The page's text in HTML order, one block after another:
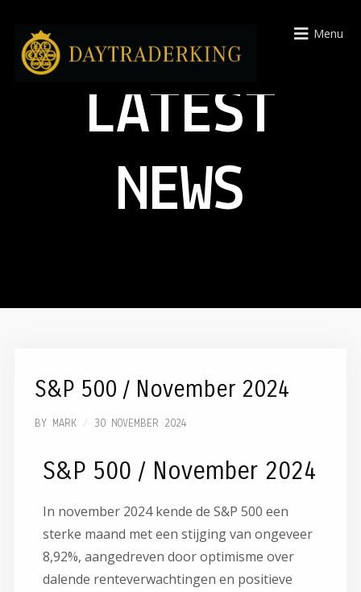
Menu
LATEST
NEWS
S&P 500 / November 2024
BY MARK 30 NOVEMBER 2024
S&P 500 / November 2024
In november 2024 kende de S&P 500 een
sterke maand met een stijging van ongeveer
8,92%, aangedreven door optimisme over
dalende renteverwachtingen en positieve